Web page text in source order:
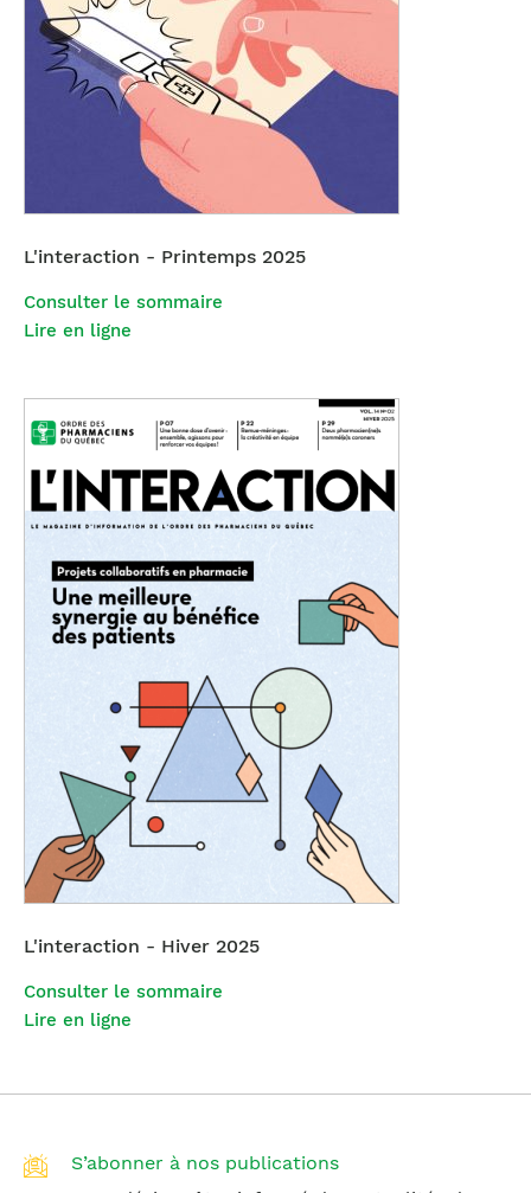
L'interaction - Printemps 2025
Consulter le sommaire
Lire en ligne
L'interaction - Hiver 2025
Consulter le sommaire
Lire en ligne
S’abonner à nos publications